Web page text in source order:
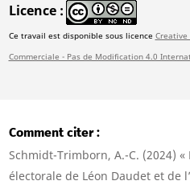
Licence
Ce travail est disponible sous licence
Commerciale - Pas de Modification 4.0
Comment citer
Schmidt-Trimborn, A.-C. (2024) «
électorale de Léon Daudet et de